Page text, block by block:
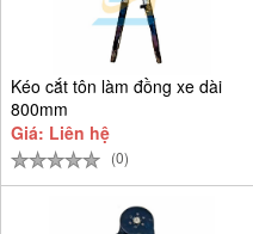
Kéo cắt tôn làm đồng xe dài
800mm
Giá: Liên hệ
(0)